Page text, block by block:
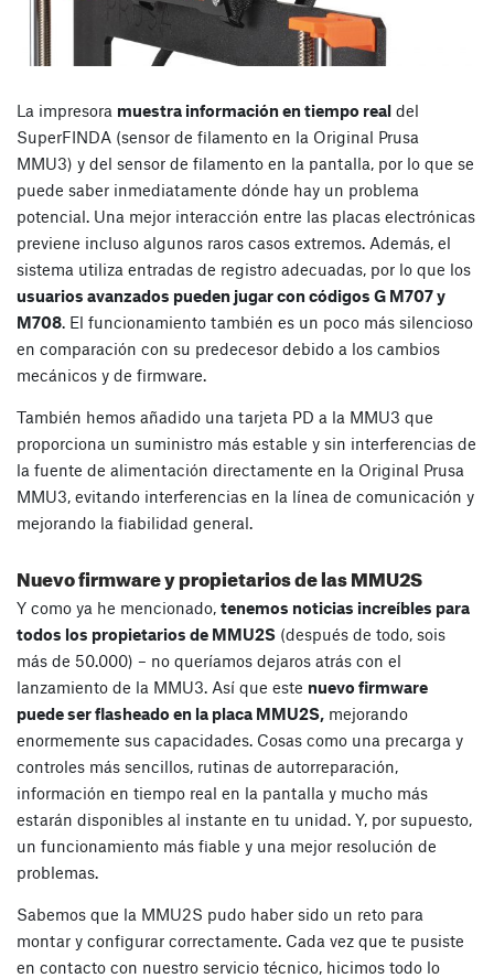
La impresora muestra información en tiempo real del
SuperFINDA (sensor de filamento en la Original Prusa
MMU3) y del sensor de filamento en la pantalla, por lo que se
puede saber inmediatamente dónde hay un problema
potencial. Una mejor interacción entre las placas electrónicas
previene incluso algunos raros casos extremos. Además, el
sistema utiliza entradas de registro adecuadas, por lo que los
usuarios avanzados pueden jugar con códigos G M707 y
M708. El funcionamiento también es un poco más silencioso
en comparación con su predecesor debido a los cambios
mecánicos y de firmware.
También hemos añadido una tarjeta PD a la MMU3 que
proporciona un suministro más estable y sin interferencias de
la fuente de alimentación directamente en la Original Prusa
MMU3, evitando interferencias en la línea de comunicación y
mejorando la fiabilidad general.
Nuevo firmware y propietarios de las MMU2S
Y como ya he mencionado, tenemos noticias increíbles para
todos los propietarios de MMU2S (después de todo, sois
más de 50.000) – no queríamos dejaros atrás con el
lanzamiento de la MMU3. Así que este nuevo firmware
puede ser flasheado en la placa MMU2S, mejorando
enormemente sus capacidades. Cosas como una precarga y
controles más sencillos, rutinas de autorreparación,
información en tiempo real en la pantalla y mucho más
estarán disponibles al instante en tu unidad. Y, por supuesto,
un funcionamiento más fiable y una mejor resolución de
problemas.
Sabemos que la MMU2S pudo haber sido un reto para
montar y configurar correctamente. Cada vez que te pusiste
en contacto con nuestro servicio técnico, hicimos todo lo